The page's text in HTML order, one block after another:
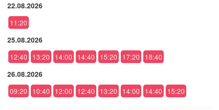
22.08.2026
11:20
25.08.2026
12:40 13:20 14:00 14:40 15:20 17:20 18:40
26.08.2026
09:20 10:40 12:00 12:40 13:20 14:00 14:40 15:20